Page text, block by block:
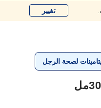
تغيير
لصحة الرجل